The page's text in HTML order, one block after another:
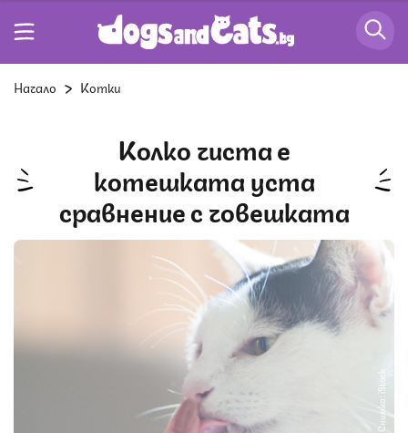
Начало Котки
Колко чиста е
котешката уста
сравнение с човешката
Снимка: iStock